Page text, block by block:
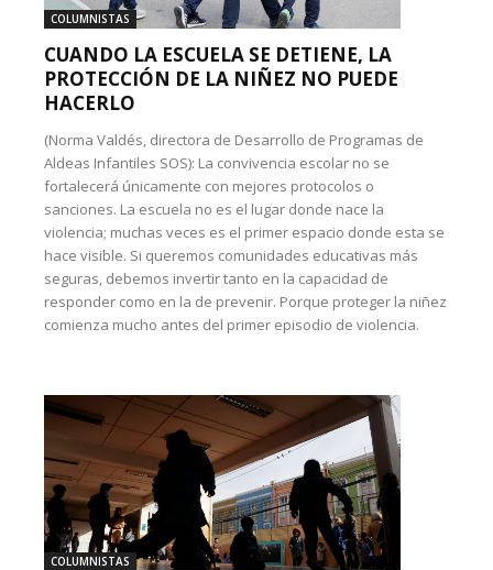
COLUMNISTAS
CUANDO LA ESCUELA SE DETIENE, LA
PROTECCIÓN DE LA NIÑEZ NO PUEDE
HACERLO
(Norma Valdés, directora de Desarrollo de Programas de
Aldeas Infantiles SOS): La convivencia escolar no se
fortalecerá únicamente con mejores protocolos o
sanciones. La escuela no es el lugar donde nace la
violencia; muchas veces es el primer espacio donde esta se
hace visible. Si queremos comunidades educativas más
seguras, debemos invertir tanto en la capacidad de
responder como en la de prevenir. Porque proteger la niñez
comienza mucho antes del primer episodio de violencia.
COLUMNISTAS